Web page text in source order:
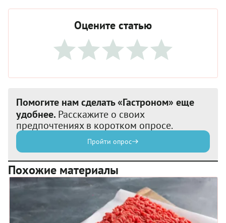
Оцените статью
Помогите нам сделать «Гастроном» еще
удобнее. Расскажите о своих
предпочтениях в коротком опросе.
Пройти опрос
Похожие материалы